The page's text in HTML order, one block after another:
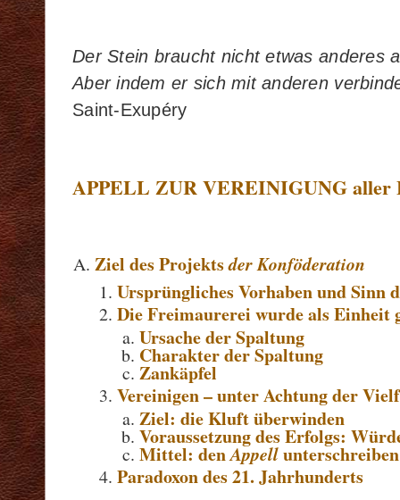
Der Stein braucht nicht etwas anderes
Aber indem er sich mit anderen
Saint-Exupéry
APPELL ZUR VEREINIGUNG aller
Ziel des Projektsder Konföderation
Ursprüngliches Vorhaben und Sinn
Die Freimaurerei wurde als Einheit
Ursache der Spaltung
Charakter der Spaltung
Zankäpfel
Vereinigen – unter Achtung der
Ziel: die Kluft überwinden
Voraussetzung des Erfolgs:
Mittel: denAppell
Paradoxon des 21. Jahrhunderts